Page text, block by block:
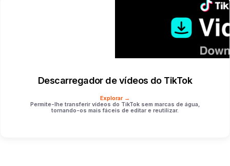
Descarregador de vídeos do TikTok
Explorar →
Permite-lhe transferir vídeos do TikTok sem marcas de água,
tornando-os mais fáceis de editar e reutilizar.